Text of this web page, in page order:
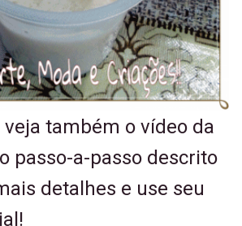
veja também o vídeo da
passo-a-passo descrito
detalhes e use seu